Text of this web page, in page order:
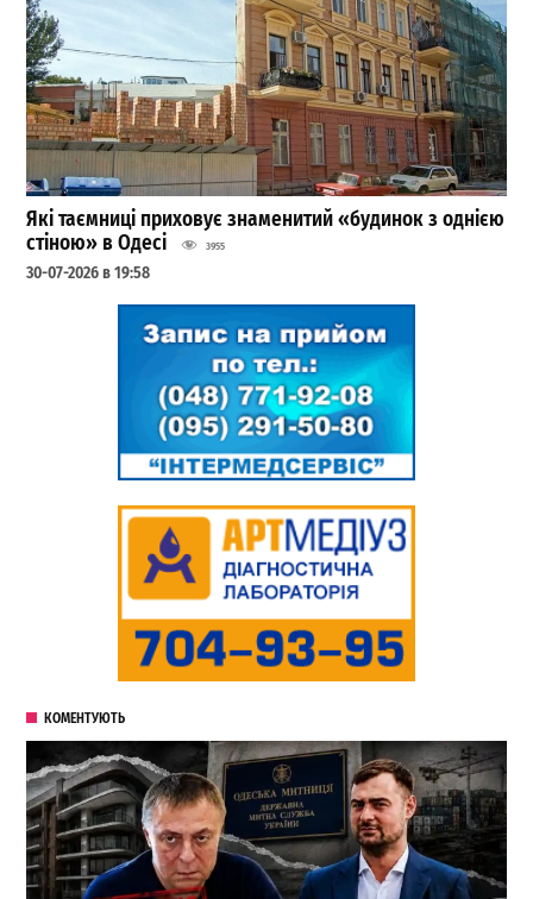
Які таємниці приховує знаменитий «будинок з однією
стіною» в Одесі
3955
30-07-2026 в 19:58
КОМЕНТУЮТЬ